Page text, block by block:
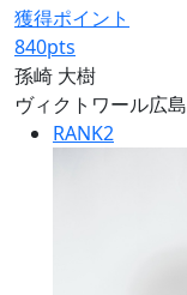
獲得ポイント
840pts
孫崎 大樹
ヴィクトワール広島
RANK2